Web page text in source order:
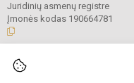
Juridinių asmenų registre
Įmonės kodas 190664781
© 2021. Trakų r. Paluknio